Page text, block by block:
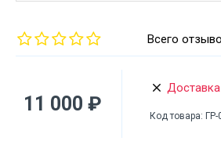
Всего
11 000 ₽
Код товара: